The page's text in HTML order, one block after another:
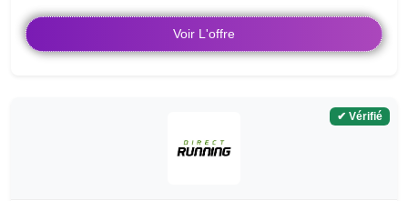
Voir L'offre
✔ Vérifié